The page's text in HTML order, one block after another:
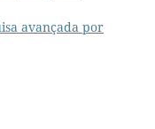
avançada por